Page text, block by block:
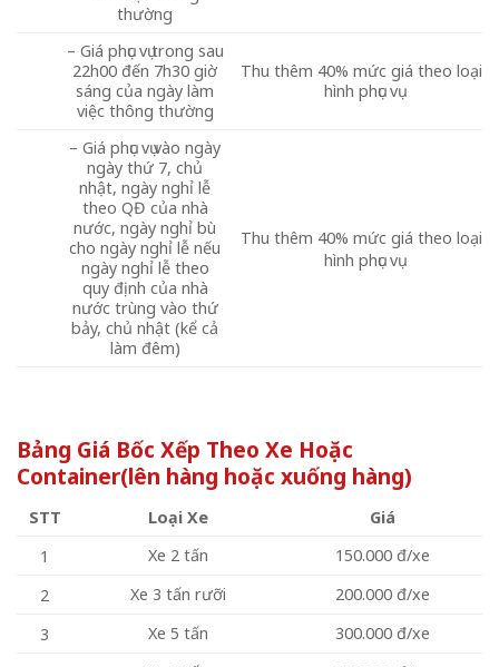
thường
– Giá phục vụ trong sau
22h00 đến 7h30 giờ
sáng của ngày làm
việc thông thường
Thu thêm 40% mức giá theo loại
hình phục vụ
– Giá phục vụ vào ngày
ngày thứ 7, chủ
nhật, ngày nghỉ lễ
theo QĐ của nhà
nước, ngày nghỉ bù
cho ngày nghỉ lễ nếu
ngày nghỉ lễ theo
quy định của nhà
nước trùng vào thứ
bảy, chủ nhật (kể cả
làm đêm)
Thu thêm 40% mức giá theo loại
hình phục vụ
Bảng Giá Bốc Xếp Theo Xe Hoặc
Container(lên hàng hoặc xuống hàng)
STT Loại Xe
Giá
1
Xe 2 tấn
150.000 đ/xe
2
Xe 3 tấn rưỡi
200.000 đ/xe
3
Xe 5 tấn
300.000 đ/xe